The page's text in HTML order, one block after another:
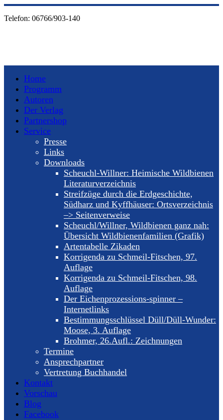
Telefon: 06766/903-140
Home
Programm
Autoren
Der Verlag
Partnershop
Service
Presse
Links
Downloads
Scheuchl-Willner: Heimische Wildbienen
Literaturverzeichnis
Streifzüge durch die Erdgeschichte,
Südharz und Kyffhäuser: Ortsverzeichnis
–> Seitenverweise
Scheuchl/Willner, Wildbienen ganz nah:
Übersicht Wildbienenfamilien (Grafik)
Artentabelle Zikaden
Korrigenda zu Schmeil-Fitschen, 97.
Auflage
Korrigenda zu Schmeil-Fitschen, 98.
Auflage
Der Eichenprozessions-spinner –
Internetlinks
Bestimmungsschlüssel Düll/Düll-Wunder:
Moose, 3. Auflage
Brohmer, 26.Aufl.: Zeichnungen
Termine
Ansprechpartner
Vertretung Buchhandel
Kontakt
Vorschau
Blog
Facebook